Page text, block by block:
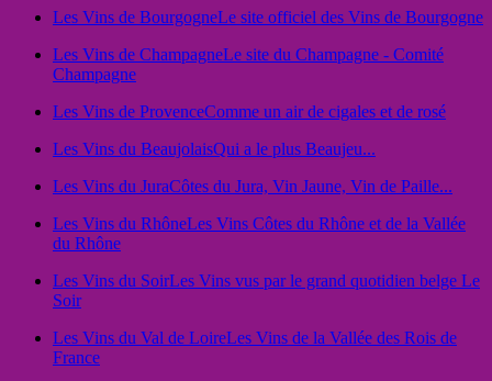
Les Vins de BourgogneLe site officiel des Vins de Bourgogne
Les Vins de ChampagneLe site du Champagne - Comité
Champagne
Les Vins de ProvenceComme un air de cigales et de rosé
Les Vins du BeaujolaisQui a le plus Beaujeu...
Les Vins du JuraCôtes du Jura, Vin Jaune, Vin de Paille...
Les Vins du RhôneLes Vins Côtes du Rhône et de la Vallée
du Rhône
Les Vins du SoirLes Vins vus par le grand quotidien belge Le
Soir
Les Vins du Val de LoireLes Vins de la Vallée des Rois de
France